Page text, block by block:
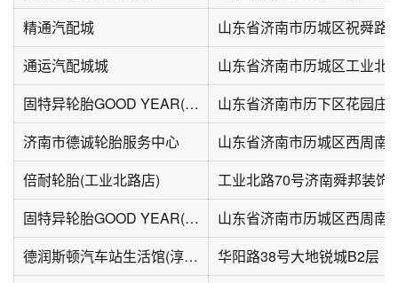
精通汽配城
山东省济南市历城区祝舜路
通运汽配城城
山东省济南市历城区工业北
固特异轮胎GOOD YEAR(花园庄东路))
山东省济南市历下区花园庄
济南市德诚轮胎服务中心
山东省济南市历城区西周南
倍耐轮胎(工业北路店)
工业北路70号济南舜邦装饰
固特异轮胎GOOD YEAR(k西周南路店)
山东省济南市历城区西周南
德润斯顿汽车站生活馆(淳好店)
华阳路38号大地锐城B2层